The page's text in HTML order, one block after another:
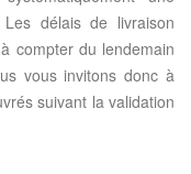
délais de livraison
compter du lendemain
vous invitons donc à
suivant la validation